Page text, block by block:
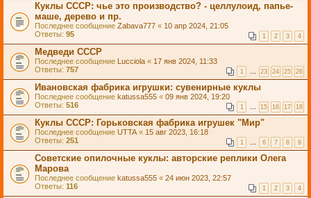
Куклы СССР: чье это производство? - целлулоид, папье-
маше, дерево и пр.
Последнее сообщение Zabava777 « 10 апр 2024, 21:05
Ответы: 95 1 2 3 4
Медведи СССР
Последнее сообщение Lucciola « 17 янв 2024, 11:33
Ответы: 757 1 … 23 24 25 26
Ивановская фабрика игрушки: сувенирные куклы
Последнее сообщение katussa555 « 09 янв 2024, 19:20
Ответы: 516 1 … 15 16 17 18
Куклы СССР: Горьковская фабрика игрушек "Мир"
Последнее сообщение UTTA « 15 авг 2023, 16:18
Ответы: 251 1 … 6 7 8 9
Советские опилочные куклы: авторские реплики Олега
Марова
Последнее сообщение katussa555 « 24 июн 2023, 22:57
Ответы: 116 1 2 3 4